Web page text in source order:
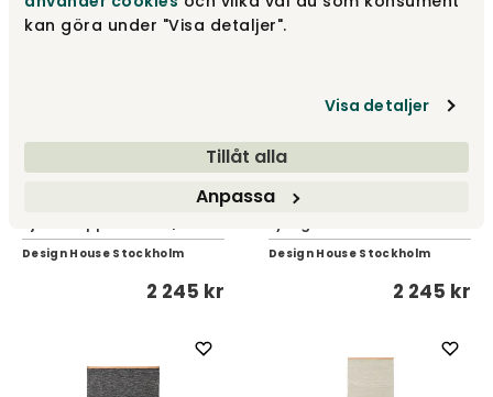
kan göra under "Visa detaljer".
Visa detaljer
Tillåt alla
Anpassa
Design House Stockholm
2 245 kr
Björk Tæppe 70x130 |
Design House Stockholm
2 245 kr